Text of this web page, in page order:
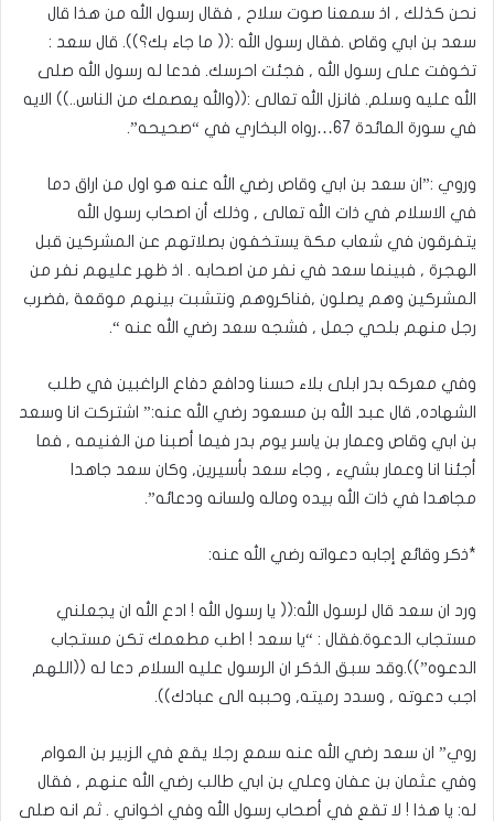
نحن كذلك , اذ سمعنا صوت سلاح , فقال رسول الله من هذا قال
سعد بن ابي وقاص .فقال رسول الله :(( ما جاء بك؟)). قال سعد :
تخوفت على رسول الله , فجئت احرسك. فدعا له رسول الله صلى
الله عليه وسلم. فانزل الله تعالى :((والله يعصمك من الناس..)) الايه
في سورة المائدة 67…رواه البخاري في “صحيحه”.
وروي :”ان سعد بن ابي وقاص رضي الله عنه هو اول من اراق دما
في الاسلام في ذات الله تعالى , وذلك أن اصحاب رسول الله
يتفرقون في شعاب مكة يستخفون بصلاتهم عن المشركين قبل
الهجرة , فبينما سعد في نفر من اصحابه . اذ ظهر عليهم نفر من
المشركين وهم يصلون ,فناكروهم ونتشبت بينهم موقعة ,فضرب
رجل منهم بلحي جمل , فشجه سعد رضي الله عنه “.
وفي معركه بدر ابلى بلاء حسنا ودافع دفاع الراغبين في طلب
الشهاده, قال عبد الله بن مسعود رضي الله عنه:” اشتركت انا وسعد
بن ابي وقاص وعمار بن ياسر يوم بدر فيما أصبنا من الغنيمه , فما
أجئنا انا وعمار بشيء , وجاء سعد بأسيرين, وكان سعد جاهدا
مجاهدا في ذات الله بيده وماله ولسانه ودعائه”.
*ذكر وقائع إجابه دعواته رضي الله عنه:
ورد ان سعد قال لرسول الله:(( يا رسول الله ! ادع الله ان يجعلني
مستجاب الدعوة.فقال : “يا سعد ! اطب مطعمك تكن مستجاب
الدعوه”)).وقد سبق الذكر ان الرسول عليه السلام دعا له ((اللهم
اجب دعوته , وسدد رميته, وحببه الى عبادك)).
روي” ان سعد رضي الله عنه سمع رجلا يقع في الزبير بن العوام
وفي عثمان بن عفان وعلي بن ابي طالب رضي الله عنهم , فقال
له: يا هذا ! لا تقع في أصحاب رسول الله وفي اخواني . ثم انه صلى